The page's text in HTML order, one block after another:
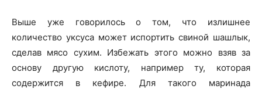
Выше уже говорилось о том, что излишнее
количество уксуса может испортить свиной шашлык,
сделав мясо сухим. Избежать этого можно взяв за
основу другую кислоту, например ту, которая
содержится в кефире. Для такого маринада